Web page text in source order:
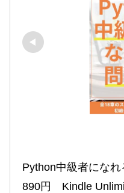
Python中級者にな
890円　Kindle